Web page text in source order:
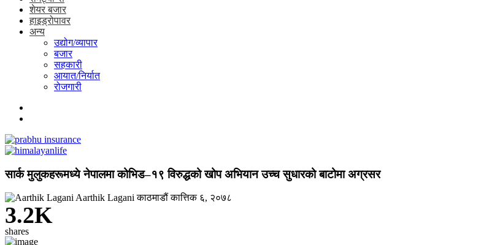
शेयर बजार
हाइड्रोपावर
अन्य
उद्योग/व्यापार
बजार
सहकारी
आयात/निर्यात
रोजगारी
सार्क मुलुकहरूमध्ये नेपालमा कोभिड–१९ विरुद्धको खोप अभियान उच्च सुधारको बाटोमा अग्रसर
Aarthik Laganiकाठमाडौंकात्तिक ६, २०७८
3.2K
shares